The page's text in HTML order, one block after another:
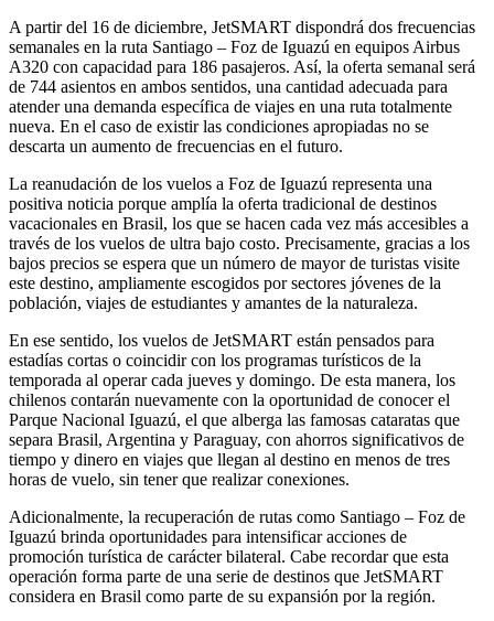
A partir del 16 de diciembre, JetSMART dispondrá dos frecuencias
semanales en la ruta Santiago – Foz de Iguazú en equipos Airbus
A320 con capacidad para 186 pasajeros. Así, la oferta semanal será
de 744 asientos en ambos sentidos, una cantidad adecuada para
atender una demanda específica de viajes en una ruta totalmente
nueva. En el caso de existir las condiciones apropiadas no se
descarta un aumento de frecuencias en el futuro.
La reanudación de los vuelos a Foz de Iguazú representa una
positiva noticia porque amplía la oferta tradicional de destinos
vacacionales en Brasil, los que se hacen cada vez más accesibles a
través de los vuelos de ultra bajo costo. Precisamente, gracias a los
bajos precios se espera que un número de mayor de turistas visite
este destino, ampliamente escogidos por sectores jóvenes de la
población, viajes de estudiantes y amantes de la naturaleza.
En ese sentido, los vuelos de JetSMART están pensados para
estadías cortas o coincidir con los programas turísticos de la
temporada al operar cada jueves y domingo. De esta manera, los
chilenos contarán nuevamente con la oportunidad de conocer el
Parque Nacional Iguazú, el que alberga las famosas cataratas que
separa Brasil, Argentina y Paraguay, con ahorros significativos de
tiempo y dinero en viajes que llegan al destino en menos de tres
horas de vuelo, sin tener que realizar conexiones.
Adicionalmente, la recuperación de rutas como Santiago – Foz de
Iguazú brinda oportunidades para intensificar acciones de
promoción turística de carácter bilateral. Cabe recordar que esta
operación forma parte de una serie de destinos que JetSMART
considera en Brasil como parte de su expansión por la región.